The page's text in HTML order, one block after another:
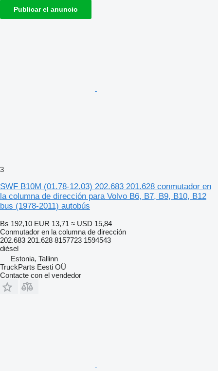
Publicar el anuncio
3
SWF B10M (01.78-12.03) 202.683 201.628 conmutador en
la columna de dirección para Volvo B6, B7, B9, B10, B12
bus (1978-2011) autobús
Bs 192,10 EUR 13,71 ≈ USD 15,84
Conmutador en la columna de dirección
202.683 201.628 8157723 1594543
diésel
Estonia, Tallinn
TruckParts Eesti OÜ
Contacte con el vendedor